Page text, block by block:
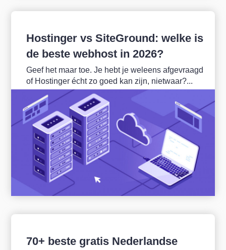
Hostinger vs SiteGround: welke is
de beste webhost in 2026?
Geef het maar toe. Je hebt je weleens afgevraagd
of Hostinger écht zo goed kan zijn, nietwaar?...
70+ beste gratis Nederlandse